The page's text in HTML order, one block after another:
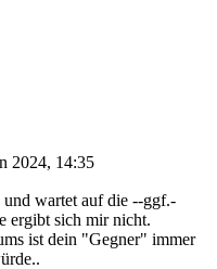
2024, 14:35
wartet auf die --ggf.-
ergibt sich mir nicht.
ist dein "Gegner" immer